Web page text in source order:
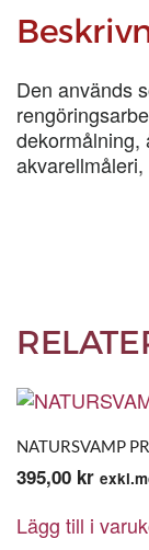
Den används
dekormålning,
akvarellmåleri,
NATURSVAMP
395,00 kr
Lägg till i